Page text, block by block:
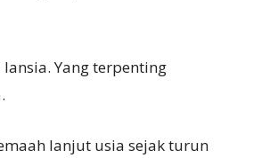
Yang terpenting
lanjut usia sejak turun